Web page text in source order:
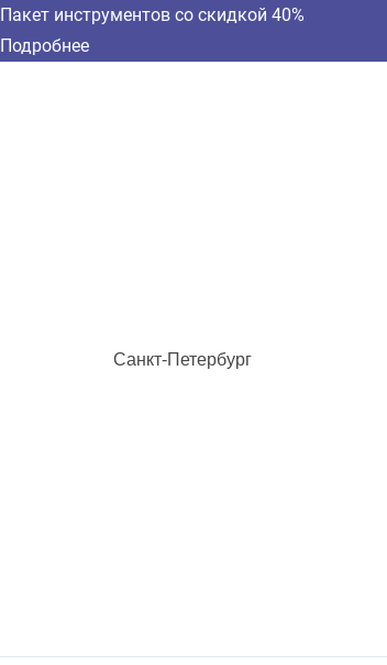
Пакет инструментов со скидкой 40%
Подробнее
Санкт-Петербург